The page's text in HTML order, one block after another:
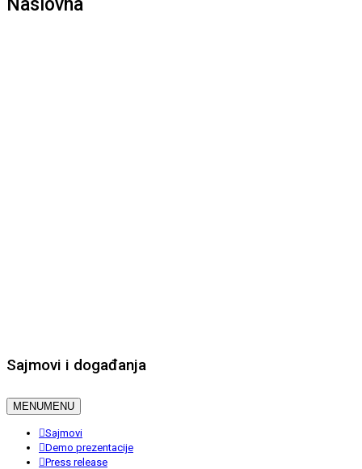
Naslovna
Sajmovi i događanja
MENUMENU
Sajmovi
Demo prezentacije
Press release